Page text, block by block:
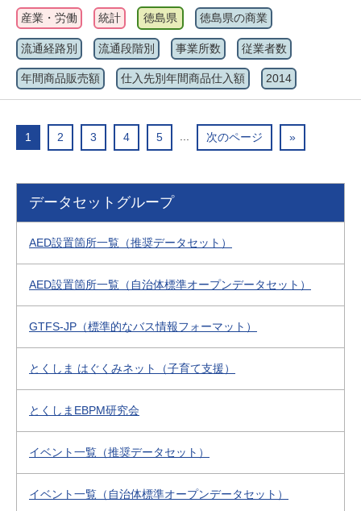
産業・労働 統計 徳島県 徳島県の商業
流通経路別 流通段階別 事業所数 従業者数
年間商品販売額 仕入先別年間商品仕入額 2014
1 2 3 4 5 ... 次のページ »
データセットグループ
AED設置箇所一覧（推奨データセット）
AED設置箇所一覧（自治体標準オープンデータセット）
GTFS-JP（標準的なバス情報フォーマット）
とくしま はぐくみネット（子育て支援）
とくしまEBPM研究会
イベント一覧（推奨データセット）
イベント一覧（自治体標準オープンデータセット）